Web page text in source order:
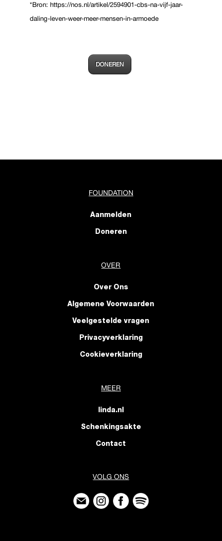
*Bron: https://nos.nl/artikel/2594901-cbs-na-vijf-jaar-
daling-leven-weer-meer-mensen-in-armoede
DONEREN
FOUNDATION
Aanmelden
Doneren
OVER
Over Ons
Algemene Voorwaarden
Veelgestelde vragen
Privacyverklaring
Cookieverklaring
MEER
linda.nl
Schenkingsakte
Contact
VOLG ONS